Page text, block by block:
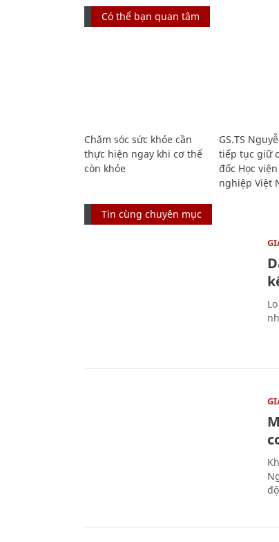
Có thể bạn quan tâm
Chăm sóc sức khỏe cần
thực hiện ngay khi cơ thể
còn khỏe
GS.TS
tiếp tục giữ
đốc Học
nghiệp Việt
Tin cùng chuyên mục